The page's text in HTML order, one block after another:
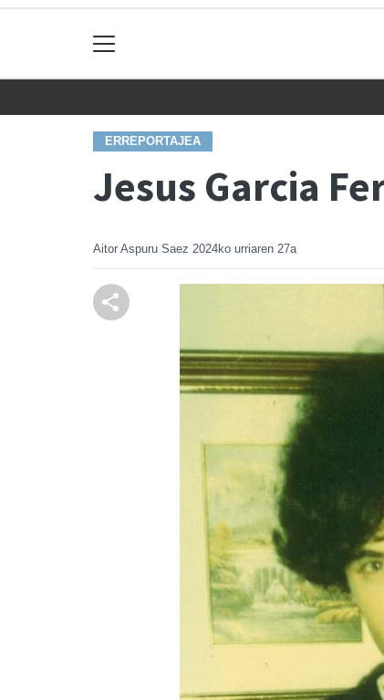
ERREPORTAJEA
Jesus Garcia
Aitor Aspuru Saez 2024ko urriaren 27a